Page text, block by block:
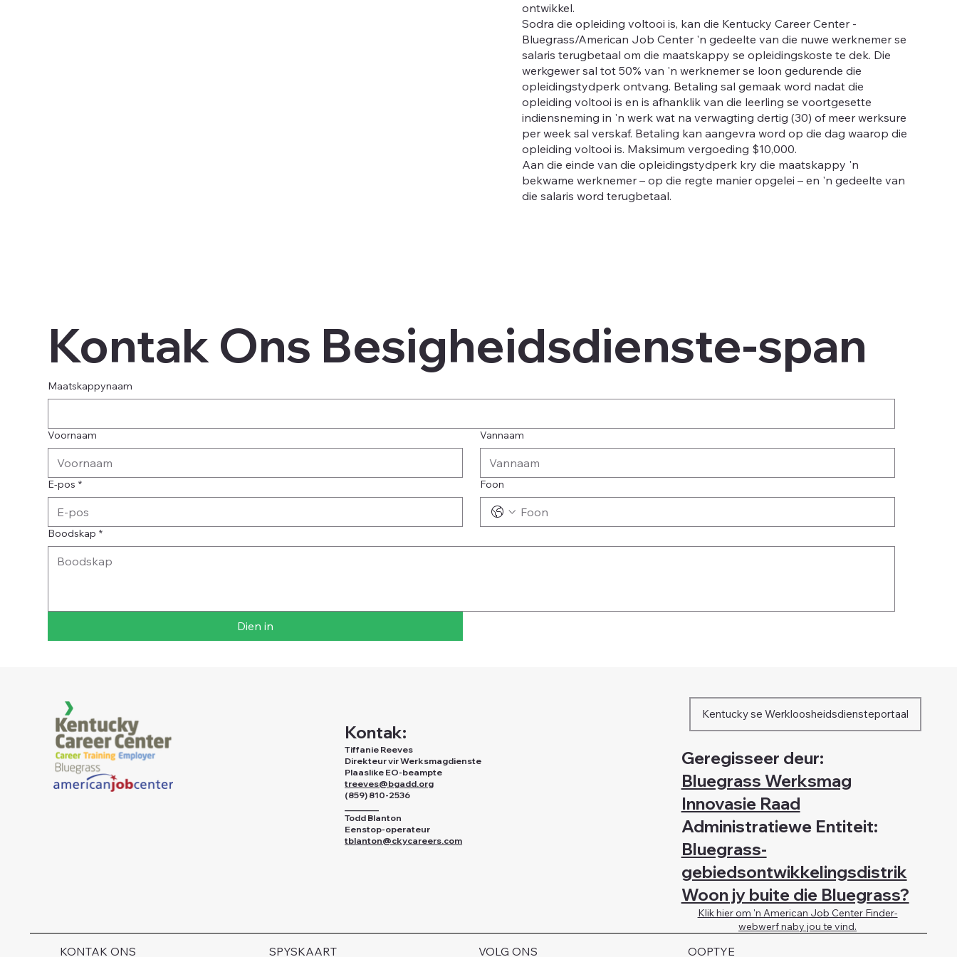
ontwikkel.
Sodra die opleiding voltooi is, kan die Kentucky Career Center -
Bluegrass/American Job Center 'n gedeelte van die nuwe werknemer se
salaris terugbetaal om die maatskappy se opleidingskoste te dek. Die
werkgewer sal tot 50% van 'n werknemer se loon gedurende die
opleidingstydperk ontvang. Betaling sal gemaak word nadat die
opleiding voltooi is en is afhanklik van die leerling se voortgesette
indiensneming in 'n werk wat na verwagting dertig (30) of meer werksure
per week sal verskaf. Betaling kan aangevra word op die dag waarop die
opleiding voltooi is. Maksimum vergoeding $10,000.
Aan die einde van die opleidingstydperk kry die maatskappy 'n
bekwame werknemer – op die regte manier opgelei – en 'n gedeelte van
die salaris word terugbetaal.
Kontak Ons Besigheidsdienste-span
Maatskappynaam
Voornaam Vannaam
E-pos * Foon
Boodskap *
Dien in
Kontak:
Tiffanie Reeves
Direkteur vir Werksmagdienste
Plaaslike EO-beampte
treeves@bgadd.org
(859) 810-2536
Todd Blanton
Eenstop-operateur
tblanton@ckycareers.com
Kentucky se Werkloosheidsdiensteportaal
Geregisseer deur:
Bluegrass Werksmag
Innovasie Raad
Administratiewe Entiteit:
Bluegrass-
gebiedsontwikkelingsdistrik
Woon jy buite die Bluegrass?
Klik hier om 'n American Job Center Finder-
webwerf naby jou te vind.
KONTAK ONS SPYSKAART VOLG ONS OOPTYE